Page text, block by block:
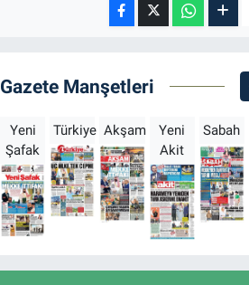
Gazete Manşetleri
Yeni
Şafak
Türkiye Akşam
Yeni
Akit
Sabah